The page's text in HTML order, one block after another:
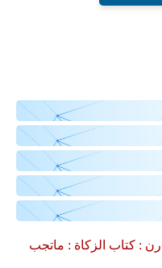
: كتاب الزكاة : ماتجب